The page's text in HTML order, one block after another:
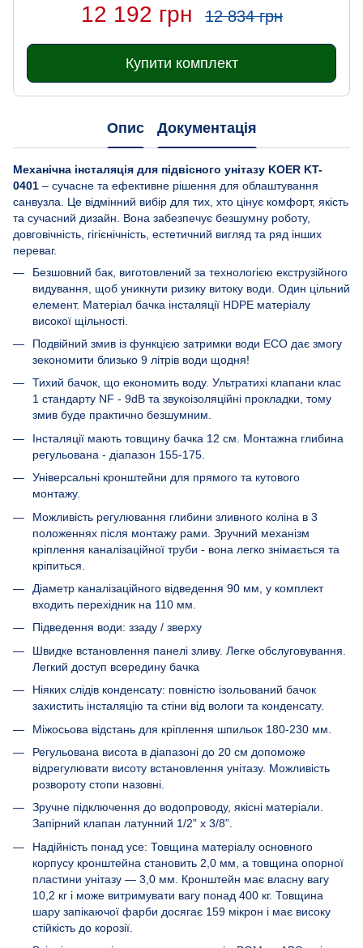
12 192 грн 12 834 грн
Купити комплект
Опис Документація
Механічна інсталяція для підвісного унітазу KOER KT-
0401 – сучасне та ефективне рішення для облаштування
санвузла. Це відмінний вибір для тих, хто цінує комфорт, якість
та сучасний дизайн. Вона забезпечує безшумну роботу,
довговічність, гігієнічність, естетичний вигляд та ряд інших
переваг.
Безшовний бак, виготовлений за технологією екструзійного
видування, щоб уникнути ризику витоку води. Один цільний
елемент. Матеріал бачка інсталяції HDPE матеріалу
високої щільності.
Подвійний змив із функцією затримки води ECO дає змогу
зекономити близько 9 літрів води щодня!
Тихий бачок, що економить воду. Ультратихі клапани клас
1 стандарту NF - 9dB та звукоізоляційні прокладки, тому
змив буде практично безшумним.
Інсталяції мають товщину бачка 12 см. Монтажна глибина
регульована - діапазон 155-175.
Універсальні кронштейни для прямого та кутового
монтажу.
Можливість регулювання глибини зливного коліна в 3
положеннях після монтажу рами. Зручний механізм
кріплення каналізаційної труби - вона легко знімається та
кріпиться.
Діаметр каналізаційного відведення 90 мм, у комплект
входить перехідник на 110 мм.
Підведення води: ззаду / зверху
Швидке встановлення панелі зливу. Легке обслуговування.
Легкий доступ всередину бачка
Ніяких слідів конденсату: повністю ізольований бачок
захистить інсталяцію та стіни від вологи та конденсату.
Міжосьова відстань для кріплення шпильок 180-230 мм.
Регульована висота в діапазоні до 20 см допоможе
відрегулювати висоту встановлення унітазу. Можливість
розвороту стопи назовні.
Зручне підключення до водопроводу, якісні матеріали.
Запірний клапан латунний 1/2” x 3/8”.
Надійність понад усе: Товщина матеріалу основного
корпусу кронштейна становить 2,0 мм, а товщина опорної
пластини унітазу — 3,0 мм. Кронштейн має власну вагу
10,2 кг і може витримувати вагу понад 400 кг. Товщина
шару запікаючої фарби досягає 159 мікрон і має високу
стійкість до корозії.